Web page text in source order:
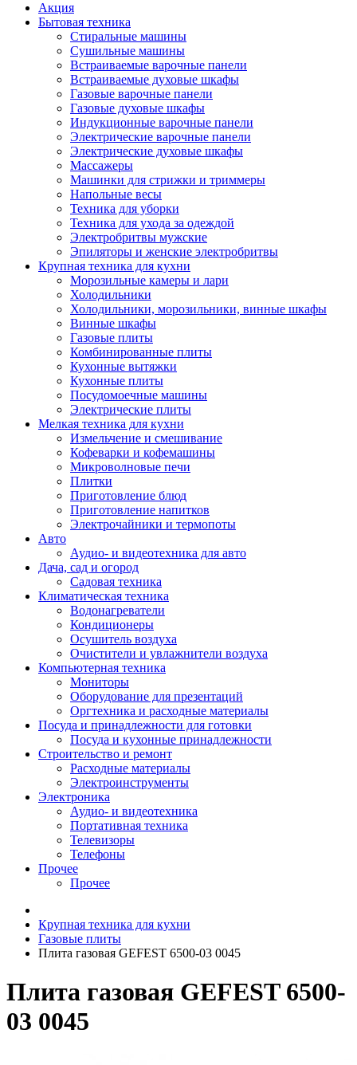
Акция
Бытовая техника
Стиральные машины
Сушильные машины
Встраиваемые варочные панели
Встраиваемые духовые шкафы
Газовые варочные панели
Газовые духовые шкафы
Индукционные варочные панели
Электрические варочные панели
Электрические духовые шкафы
Массажеры
Машинки для стрижки и триммеры
Напольные весы
Техника для уборки
Техника для ухода за одеждой
Электробритвы мужские
Эпиляторы и женские электробритвы
Крупная техника для кухни
Морозильные камеры и лари
Холодильники
Холодильники, морозильники, винные шкафы
Винные шкафы
Газовые плиты
Комбинированные плиты
Кухонные вытяжки
Кухонные плиты
Посудомоечные машины
Электрические плиты
Мелкая техника для кухни
Измельчение и смешивание
Кофеварки и кофемашины
Микроволновые печи
Плитки
Приготовление блюд
Приготовление напитков
Электрочайники и термопоты
Авто
Аудио- и видеотехника для авто
Дача, сад и огород
Садовая техника
Климатическая техника
Водонагреватели
Кондиционеры
Осушитель воздуха
Очистители и увлажнители воздуха
Компьютерная техника
Мониторы
Оборудование для презентаций
Оргтехника и расходные материалы
Посуда и принадлежности для готовки
Посуда и кухонные принадлежности
Строительство и ремонт
Расходные материалы
Электроинструменты
Электроника
Аудио- и видеотехника
Портативная техника
Телевизоры
Телефоны
Прочее
Прочее
Крупная техника для кухни
Газовые плиты
Плита газовая GEFEST 6500-03 0045
Плита газовая GEFEST 6500-
03 0045